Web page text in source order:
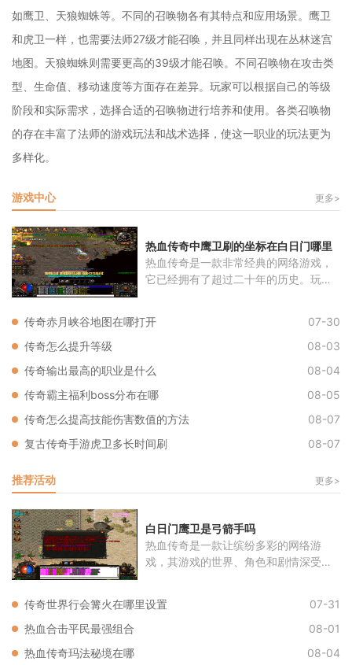
如鹰卫、天狼蜘蛛等。不同的召唤物各有其特点和应用场景。鹰卫
和虎卫一样，也需要法师27级才能召唤，并且同样出现在丛林迷宫
地图。天狼蜘蛛则需要更高的39级才能召唤。不同召唤物在攻击类
型、生命值、移动速度等方面存在差异。玩家可以根据自己的等级
阶段和实际需求，选择合适的召唤物进行培养和使用。各类召唤物
的存在丰富了法师的游戏玩法和战术选择，使这一职业的玩法更为
多样化。
游戏中心 更多>
热血传奇中鹰卫刷的坐标在白日门哪里
热血传奇是一款非常经典的网络游戏，
它已经拥有了超过二十年的历史。玩家
传奇赤月峡谷地图在哪打开
07-30
传奇怎么提升等级
08-03
传奇输出最高的职业是什么
08-04
传奇霸主福利boss分布在哪
08-05
传奇怎么提高技能伤害数值的方法
08-07
复古传奇手游虎卫多长时间刷
08-07
推荐活动 更多>
白日门鹰卫是弓箭手吗
热血传奇是一款让缤纷多彩的网络游
戏，其游戏的世界、角色和剧情深受玩
传奇世界行会篝火在哪里设置
07-31
热血合击平民最强组合
08-01
热血传奇玛法秘境在哪
08-04